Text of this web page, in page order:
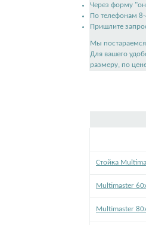
Через форму
По телефонам
Пришлите
Мы
Для вашего
размеру, по
Стойка
Multimaster
Multimaster